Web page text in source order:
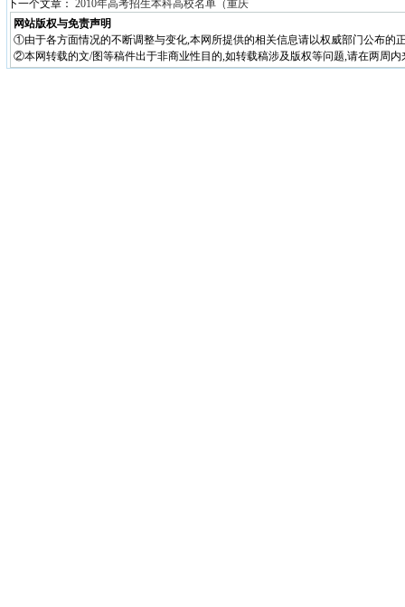
下一个文章： 2010年高考招生本科高校名单（重庆
网站版权与免责声明
①由于各方面情况的不断调整与变化,本网所提供的相关信息请以权威部门公布的
②本网转载的文/图等稿件出于非商业性目的,如转载稿涉及版权等问题,请在两周内